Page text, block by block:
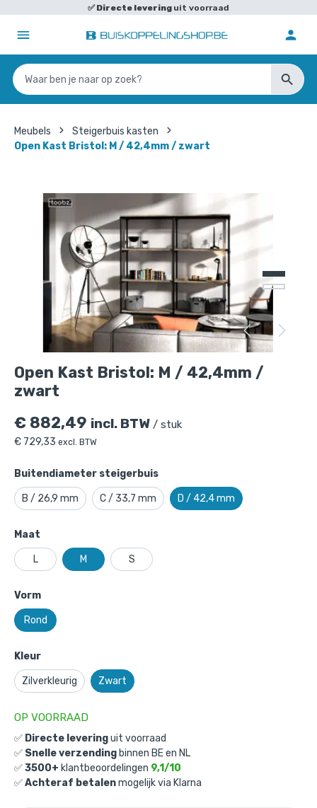
✅Directe levering uit voorraad
Meubels
Steigerbuis kasten
Open Kast Bristol: M / 42,4mm / zwart
Open Kast Bristol: M / 42,4mm /
zwart
€ 882,49 incl. BTW / stuk
€ 729,33 excl. BTW
Buitendiameter steigerbuis
B / 26,9 mm C / 33,7 mm D / 42,4 mm
Maat
L M S
Vorm
Rond
Kleur
Zilverkleurig Zwart
OP VOORRAAD
✅ Directe leveringuit voorraad
✅ Snelle verzending binnen BE en NL
✅3500+ klantbeoordelingen 9,1/10
✅Achteraf betalenmogelijk via Klarna
toegevoegd aan je winkelmandje
Open Kast Bristol: M / 42,4mm /
zwart